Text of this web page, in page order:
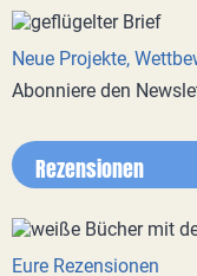
Neue Projekte,
Abonniere den
Rezensionen
Eure Rezensionen